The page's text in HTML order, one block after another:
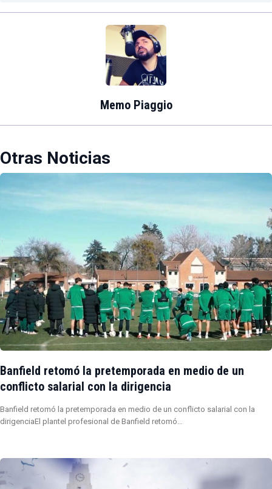
Memo Piaggio
Otras Noticias
Banfield retomó la pretemporada en medio de un
conflicto salarial con la dirigencia
Banfield retomó la pretemporada en medio de un conflicto salarial con la
dirigenciaEl plantel profesional de Banfield retomó…